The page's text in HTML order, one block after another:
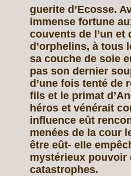
guerite d’Ecosse.
immense fortune
couvents de l’un et
d’orphelins, à tous
sa couche de soie
pas son dernier
d’une fois tenté de
fils et le primat
héros et vénérait
influence eût
menées de la cour
être eût- elle
mystérieux pouvoir
catastrophes.